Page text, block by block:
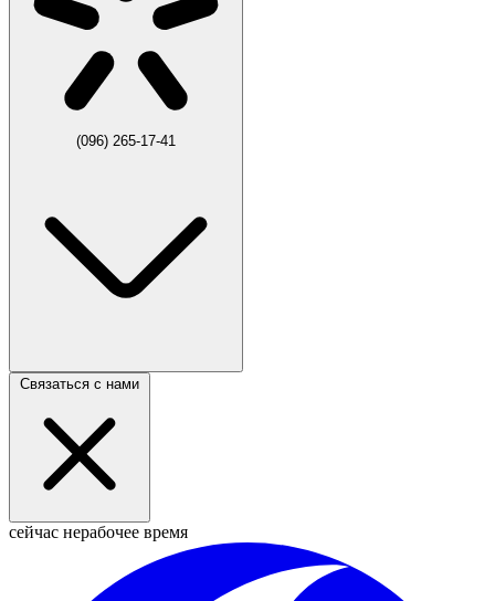
(096) 265-17-41
Связаться с нами
сейчас нерабочее время